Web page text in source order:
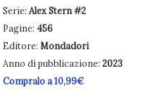
Serie: Alex Stern #2
Pagine: 456
Editore: Mondadori
Anno di pubblicazione: 2023
Compralo a 10,99€